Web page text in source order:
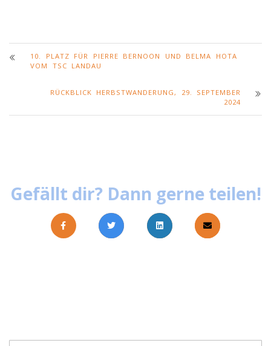
10. PLATZ FÜR PIERRE BERNOON UND BELMA HOTA
VOM TSC LANDAU
RÜCKBLICK HERBSTWANDERUNG, 29. SEPTEMBER
2024
Gefällt dir? Dann gerne teilen!